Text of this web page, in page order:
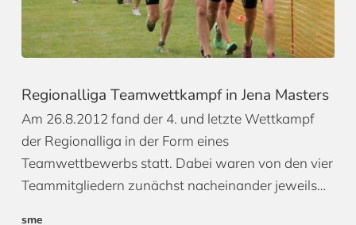
Regionalliga Teamwettkampf in Jena Masters
Am 26.8.2012 fand der 4. und letzte Wettkampf
der Regionalliga in der Form eines
Teamwettbewerbs statt. Dabei waren von den vier
Teammitgliedern zunächst nacheinander jeweils…
sme